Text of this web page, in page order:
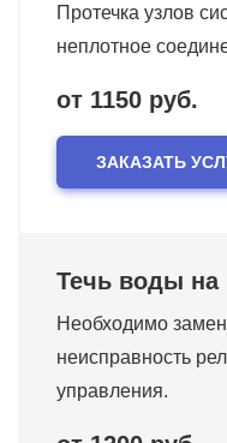
Протечка узлов
неплотное
от 1150 руб.
ЗАКАЗАТЬ
Течь воды на
Необходимо
неисправность
управления.